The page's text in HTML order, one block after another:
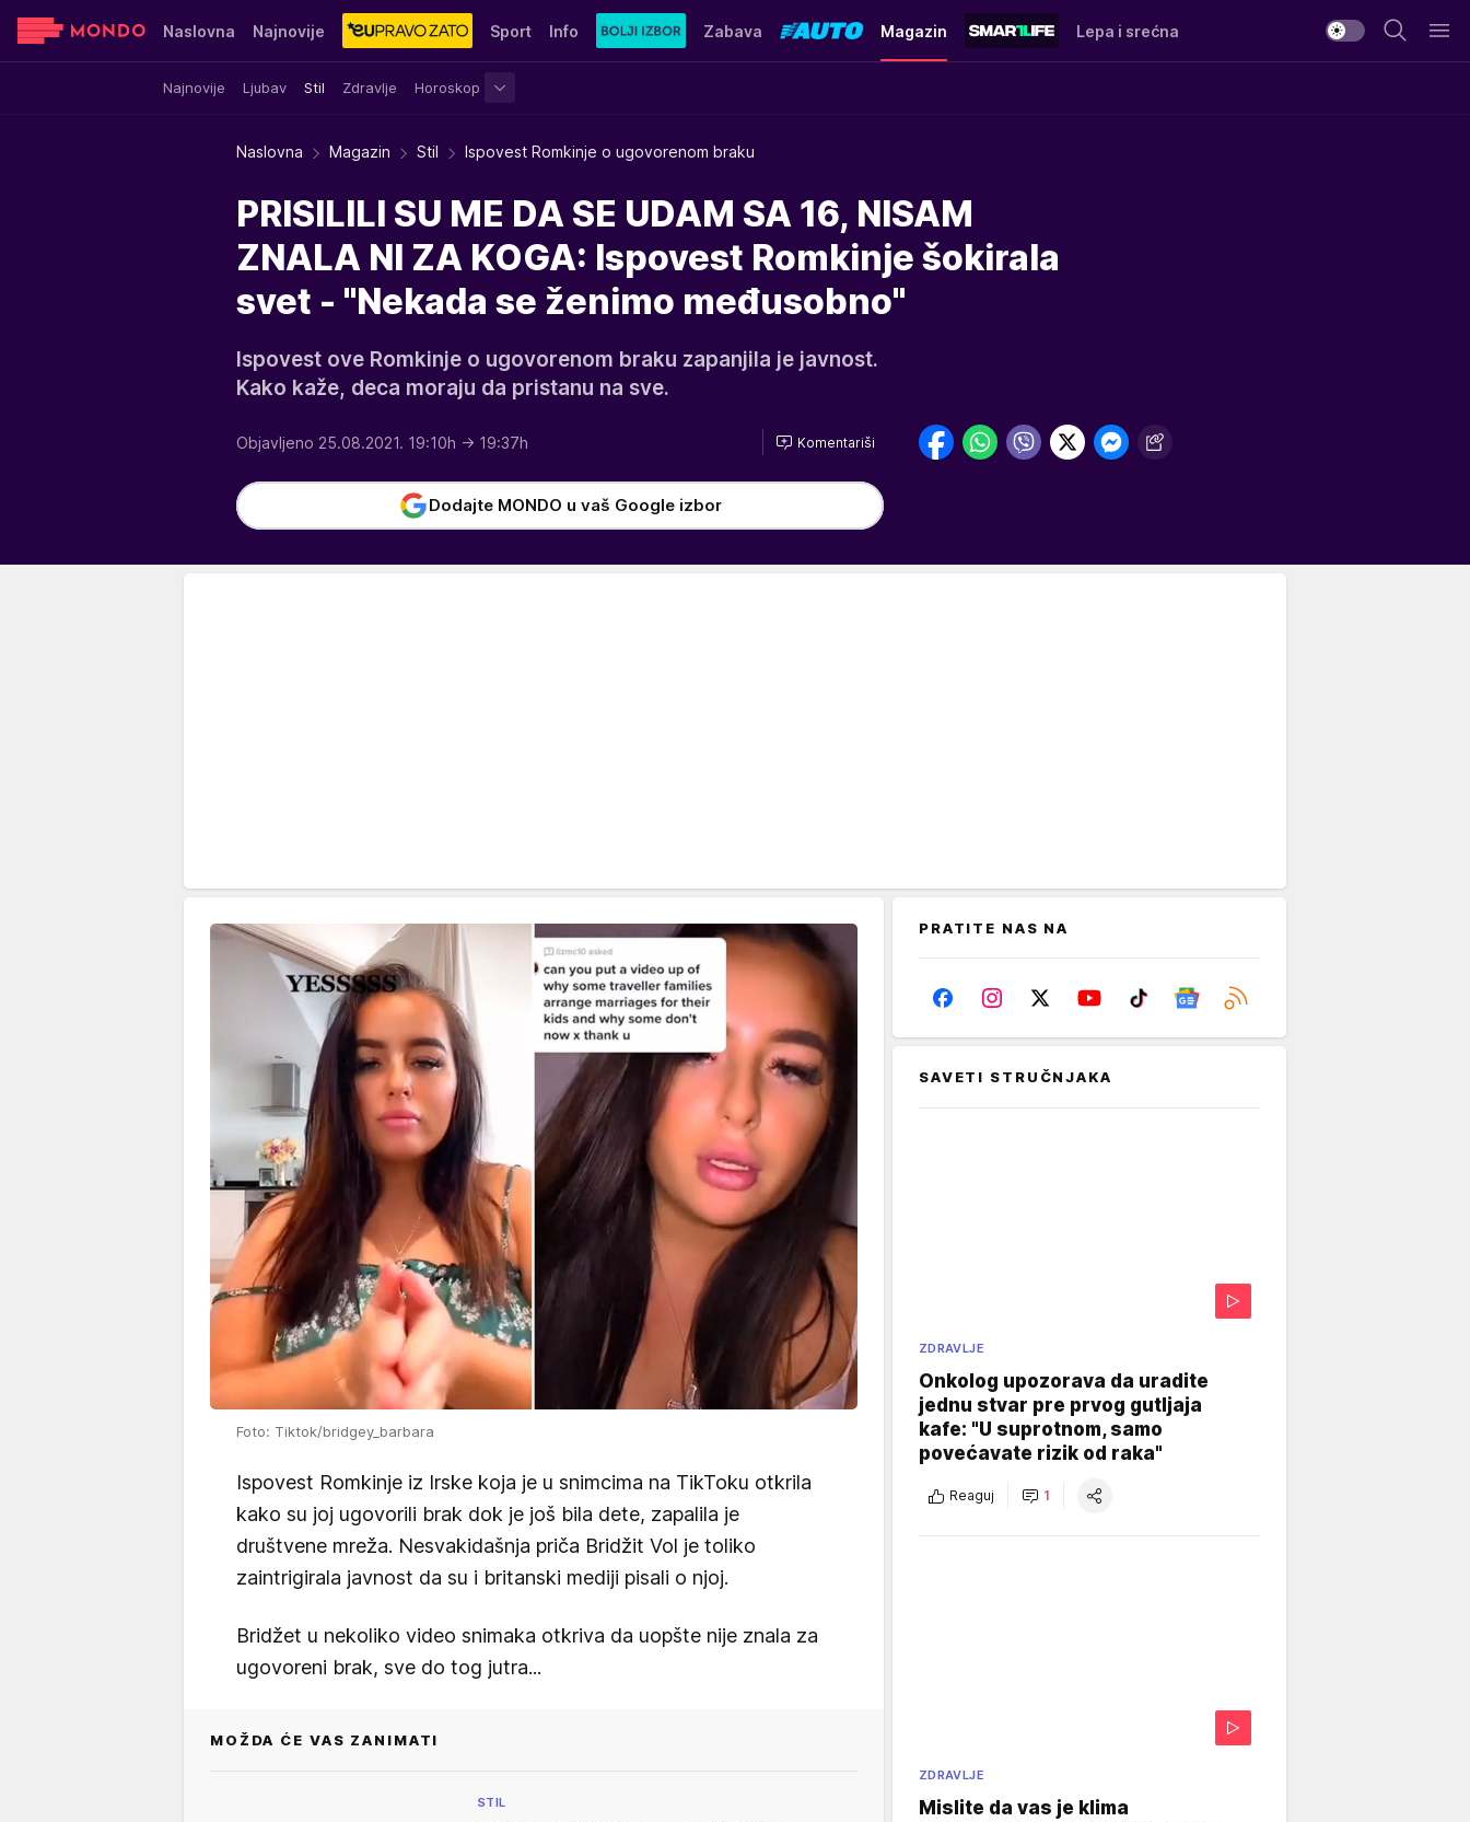
Naslovna Najnovije Sport Info Zabava Magazin
Najnovije Ljubav Stil Zdravlje Horoskop
Lepa i srećna
Sensa Stvar ukusa Yumama
Naslovna Magazin Stil Ispovest Romkinje o ugovorenom braku
PRISILILI SU ME DA SE UDAM SA 16, NISAM
ZNALA NI ZA KOGA: Ispovest Romkinje šokirala
svet - "Nekada se ženimo međusobno"
Ispovest ove Romkinje o ugovorenom braku zapanjila je javnost.
Kako kaže, deca moraju da pristanu na sve.
Objavljeno 25.08.2021. 19:10h → 19:37h Komentariši
Dodajte MONDO u vaš Google izbor
Foto: Tiktok/bridgey_barbara
Ispovest Romkinje iz Irske koja je u snimcima na TikToku otkrila
kako su joj ugovorili brak dok je još bila dete, zapalila je
društvene mreža. Nesvakidašnja priča Bridžit Vol je toliko
zaintrigirala javnost da su i britanski mediji pisali o njoj.
Bridžet u nekoliko video snimaka otkriva da uopšte nije znala za
ugovoreni brak, sve do tog jutra...
MOŽDA ĆE VAS ZANIMATI
STIL
PRATITE NAS NA
SAVETI STRUČNJAKA
ZDRAVLJE
Onkolog upozorava da uradite
jednu stvar pre prvog gutljaja
kafe: "U suprotnom, samo
povećavate rizik od raka"
Reaguj 1
ZDRAVLJE
Mislite da vas je klima